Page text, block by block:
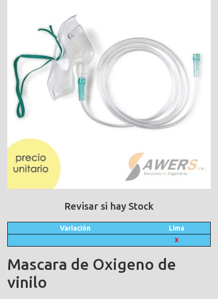
Revisar si hay Stock
Variación Lima
X
Mascara de Oxigeno de
vinilo